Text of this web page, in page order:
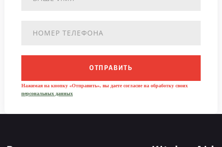
ОТПРАВИТЬ
Нажимая на кнопку «Отправить», вы даете согласие на обработку своих
персональных данных